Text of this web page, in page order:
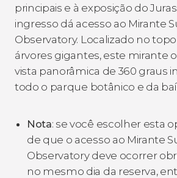
principais e à exposição do
ingresso dá acesso ao Mirante
Observatory. Localizado no
árvores gigantes, este mirante
vista panorâmica de 360 graus
todo o parque botânico e da
Nota: se você escolher esta
de que o acesso ao Mirante
Observatory deve ocorrer
no mesmo dia da reserva,